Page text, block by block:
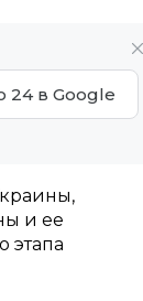
24 в Google
и ее
этапа